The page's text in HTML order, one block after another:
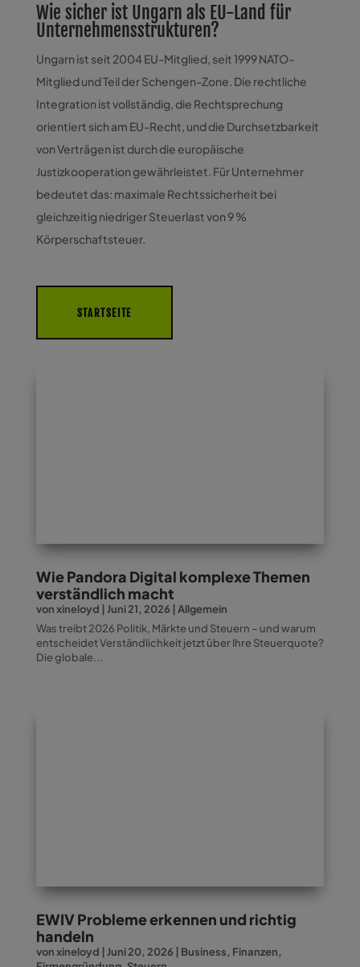
Wie sicher ist Ungarn als EU-Land für
Unternehmensstrukturen?
Ungarn ist seit 2004 EU-Mitglied, seit 1999 NATO-
Mitglied und Teil der Schengen-Zone. Die rechtliche
Integration ist vollständig, die Rechtsprechung
orientiert sich am EU-Recht, und die Durchsetzbarkeit
von Verträgen ist durch die europäische
Justizkooperation gewährleistet. Für Unternehmer
bedeutet das: maximale Rechtssicherheit bei
gleichzeitig niedriger Steuerlast von 9 %
Körperschaftsteuer.
STARTSEITE
Wie Pandora Digital komplexe Themen
verständlich macht
vonxineloyd Juni 21, 2026
Allgemein
Was treibt 2026 Politik, Märkte und Steuern – und warum
entscheidet Verständlichkeit jetzt über Ihre Steuerquote?
Die globale...
EWIV Probleme erkennen und richtig
handeln
vonxineloyd Juni 20, 2026 Business, Finanzen,